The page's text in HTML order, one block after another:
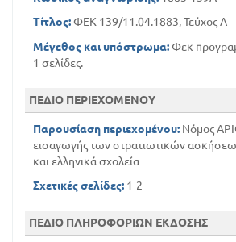
Τίτλος:ΦΕΚ 139/11.04.1883, Τεύχος Α
Μέγεθος και υπόστρωμα:Φεκ
1 σελίδες.
ΠΕΔΙΟ ΠΕΡΙΕΧΟΜΕΝΟΥ
Παρουσίαση περιεχομένου: Νόμος
εισαγωγής των στρατιωτικών
και ελληνικά σχολεία
Σχετικές σελίδες: 1-2
ΠΕΔΙΟ ΠΛΗΡΟΦΟΡΙΩΝ ΕΚΔΟΣΗΣ